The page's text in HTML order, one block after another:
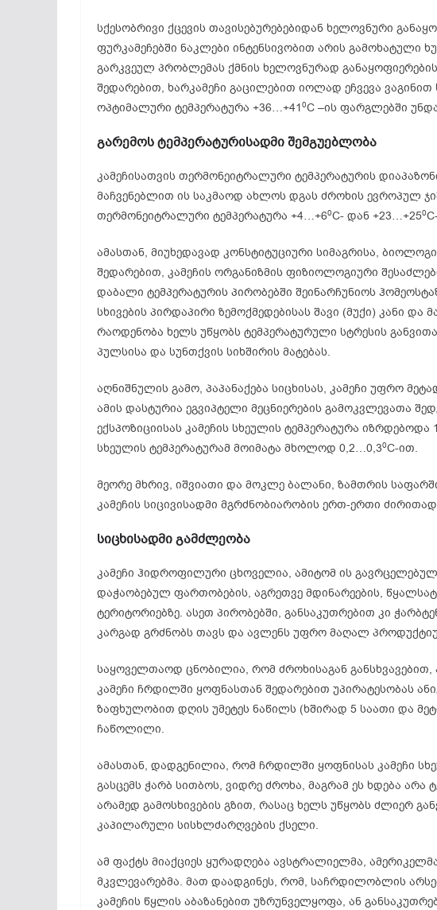
სქესობრივი ქცევის თავისებურებებიდან ხელოვნური
ფურკამეჩებში ნაკლები ინტენსივობით არის გამოხატული
გარკვეულ პრობლემას ქმნის ხელოვნურად
შედარებით, ხარკამეჩი გაცილებით იოლად ეჩვევა
ოპტიმალური ტემპერატურა +36…+410C –ის ფარგლებში
გარემოს ტემპერატურისადმი შემგუებლობა
კამეჩისათვის თერმონეიტრალური ტემპერატურის
მაჩვენებლით ის საკმაოდ ახლოს დგას ძროხის ევროპულ
თერმონეიტრალური ტემპერატურა +4…+60C- დან +23…+250
ამასთან, მიუხედავად კონსტიტუციური სიმაგრისა,
შედარებით, კამეჩის ორგანიზმის ფიზიოლოგიური
დაბალი ტემპერატურის პირობებში შეინარჩუნიოს
სხივების პირდაპირი ზემოქმედებისას შავი (მუქი) კანი
რაოდენობა ხელს უწყობს ტემპერატურული სტრესის
პულსისა და სუნთქვის სიხშირის მატებას.
აღნიშნულის გამო, პაპანაქება სიცხისას, კამეჩი უფრო
ამის დასტურია ეგვიპტელი მეცნიერების გამოკვლევათა
ექსპოზიციისას კამეჩის სხეულის ტემპერატურა იზრდებოდა
სხეულის ტემპერატურამ მოიმატა მხოლოდ 0,2…0,30C-ით.
მეორე მხრივ, იშვიათი და მოკლე ბალანი, ზამთრის
კამეჩის სიცივისადმი მგრძნობიარობის ერთ-ერთი
სიცხისადმი გამძლეობა
კამეჩი ჰიდროფილური ცხოველია, ამიტომ ის
დაჭაობებულ ფართობების, აგრეთვე მდინარეების,
ტერიტორიებზე. ასეთ პირობებში, განსაკუთრებით კი
კარგად გრძნობს თავს და ავლენს უფრო მაღალ
საყოველთაოდ ცნობილია, რომ ძროხისაგან განსხვავებით,
კამეჩი ჩრდილში ყოფნასთან შედარებით უპირატესობას
ზაფხულობით დღის უმეტეს ნაწილს (ხშირად 5 საათი და
ჩაწოლილი.
ამასთან, დადგენილია, რომ ჩრდილში ყოფნისას კამეჩი
გასცემს ჭარბ სითბოს, ვიდრე ძროხა, მაგრამ ეს ხდება არა
არამედ გამოსხივების გზით, რასაც ხელს უწყობს ძლიერ
კაპილარული სისხლძარღვების ქსელი.
ამ ფაქტს მიაქციეს ყურადღება ავსტრალიელმა,
მკვლევარებმა. მათ დაადგინეს, რომ, საჩრდილობლის
კამეჩის წყლის აბაზანებით უზრუნველყოფა, ან